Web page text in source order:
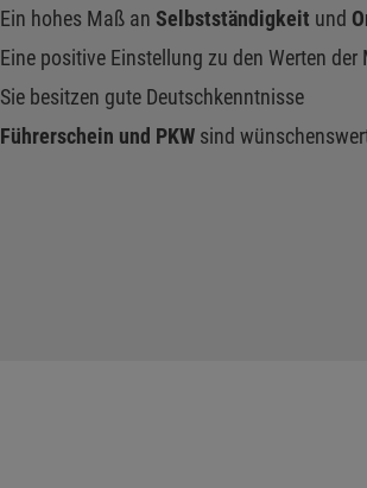
Ein hohes Maß an Selbstständigkeit und
Eine positive Einstellung zu den Werten der
Sie besitzen gute Deutschkenntnisse
Führerschein und PKW sind